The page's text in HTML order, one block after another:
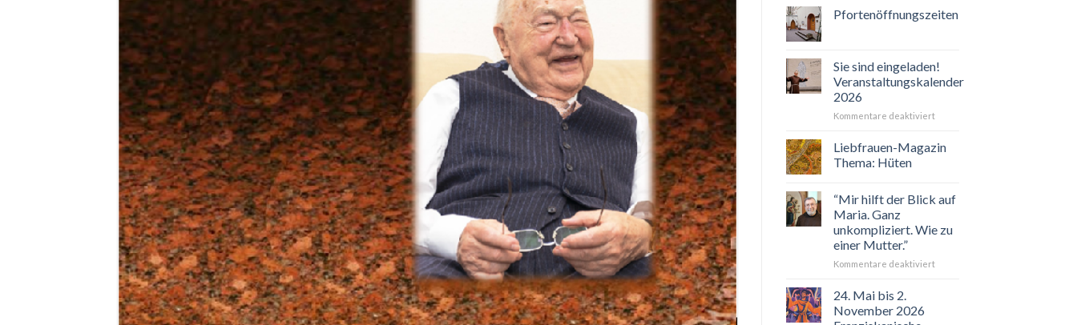
Pfortenöffnungszeiten
Sie sind eingeladen!
Veranstaltungskalender
2026
Kommentare deaktiviertfür
sind
Liebfrauen-Magazin
Thema: Hüten
“Mir hilft der Blick auf
Maria. Ganz
unkompliziert. Wie zu
einer Mutter.”
Kommentare deaktiviertfür
24. Mai bis 2.
November 2026